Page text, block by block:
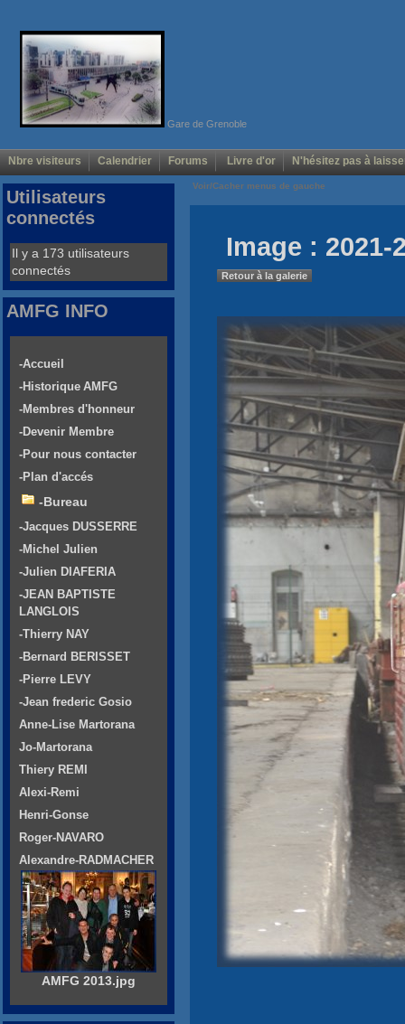
Gare de Grenoble
Nbre visiteurs Calendrier Forums Livre d'or N'hésitez pas à
Voir/Cacher menus de gauche
Image : 2021-
Retour à la galerie
Utilisateurs
connectés
Il y a 173 utilisateurs
connectés
AMFG INFO
-Accueil
-Historique AMFG
-Membres d'honneur
-Devenir Membre
-Pour nous contacter
-Plan d'accés
-Bureau
-Jacques DUSSERRE
-Michel Julien
-Julien DIAFERIA
-JEAN BAPTISTE
LANGLOIS
-Thierry NAY
-Bernard BERISSET
-Pierre LEVY
-Jean frederic Gosio
Anne-Lise Martorana
Jo-Martorana
Thiery REMI
Alexi-Remi
Henri-Gonse
Roger-NAVARO
Alexandre-RADMACHER
AMFG 2013.jpg